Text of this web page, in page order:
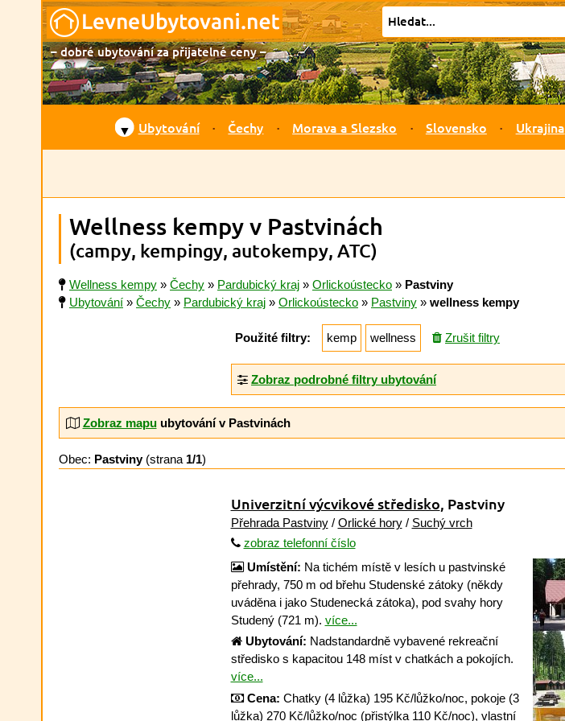
– dobré ubytování za přijatelné ceny –
▼ Ubytování Čechy Morava a Slezsko Slovensko Ukrajina
Wellness kempy v Pastvinách
(campy, kempingy, autokempy, ATC)
Wellness kempy » Čechy » Pardubický kraj » Orlickoústecko » Pastviny
Ubytování » Čechy » Pardubický kraj » Orlickoústecko » Pastviny » wellness kempy
Použité filtry: kemp wellness Zrušit filtry
Zobraz podrobné filtry ubytování
Zobraz mapuubytování v Pastvinách
Obec: Pastviny(strana 1/1)
Univerzitní výcvikové středisko, Pastviny
Přehrada Pastviny/ Orlické hory/ Suchý vrch
zobraz telefonní číslo
Umístění: Na tichém místě v lesích u pastvinské
přehrady, 750 m od břehu Studenské zátoky (někdy
uváděna i jako Studenecká zátoka), pod svahy hory
Studený (721 m). více...
Ubytování: Nadstandardně vybavené rekreační
středisko s kapacitou 148 míst v chatkách a pokojích.
více...
Cena: Chatky (4 lůžka) 195 Kč/lůžko/noc, pokoje (3
lůžka) 270 Kč/lůžko/noc (přistýlka 110 Kč/noc), vlastní